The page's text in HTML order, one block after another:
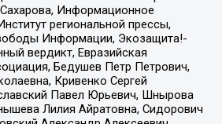
Информационное
региональной прессы,
Информации, Экозащита!-
вердикт, Евразийская
Бедушев Петр Петрович,
Кривенко Сергей
Павел Юрьевич, Шнырова
Лилия Айратовна, Сидорович